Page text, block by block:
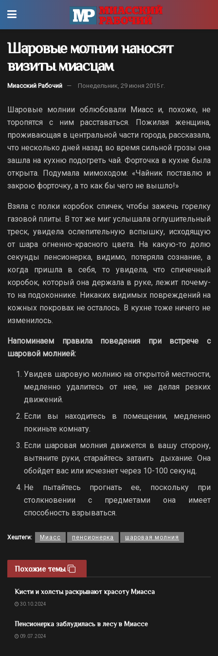
Шаровые молнии наносят
визиты миасцам
Миасский Рабочий Понедельник, 29 июня 2015 г.
Шаровые молнии облюбовали Миасс и, похоже, не
торопятся с ним расставаться. Пожилая женщина,
проживающая в центральной части города, рассказала,
что несколько дней назад во время сильной грозы она
зашла на кухню подогреть чай. Форточка в кухне была
открыта. Подумала мимоходом: «Чайник поставлю и
закрою форточку, а то как бы чего не вышло!»
Взяла с полки коробок спичек, чтобы зажечь горелку
газовой плиты. В тот же миг услышала оглушительный
треск, увидела ослепительную вспышку, исходящую
от шара огненно-красного цвета. На какую-то долю
секунды пенсионерка, видимо, потеряла сознание, а
когда пришла в себя, то увидела, что спичечный
коробок, который она держала в руке, лежит почему-
то на подоконнике. Никаких видимых повреждений на
кожных покровах не осталось. В кухне тоже ничего не
изменилось.
Напоминаем правила поведения при встрече с
шаровой молнией:
Увидев шаровую молнию на открытой местности,
медленно удалитесь от нее, не делая резких
движений.
Если вы находитесь в помещении, медленно
покиньте комнату.
Если шаровая молния движется в вашу сторону,
вытяните руки, старайтесь затаить дыхание. Она
обойдет вас или исчезнет через 10-100 секунд.
Не пытайтесь прогнать ее, поскольку при
столкновении с предметами она имеет
способность взрываться.
Хештеги: Миасс пенсионерка шаровая молния
Похожие темы
Кисти и холсты раскрывают красоту Миасса
30.10.2024
Пенсионерка заблудилась в лесу в Миассе
09.07.2024